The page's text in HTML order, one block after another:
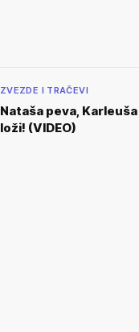
ZVEZDE I TRAČEVI
Nataša peva,
loži! (VIDEO)